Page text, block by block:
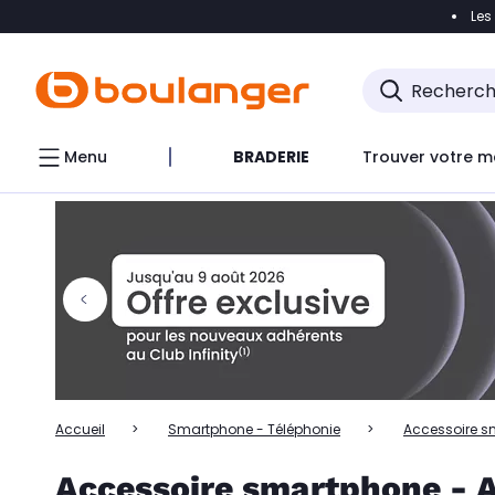
Accéder
Accéder directement au chatbot
Menu BRADERIE Trouver votre
Accueil Smartphone - Téléphonie Accessoire